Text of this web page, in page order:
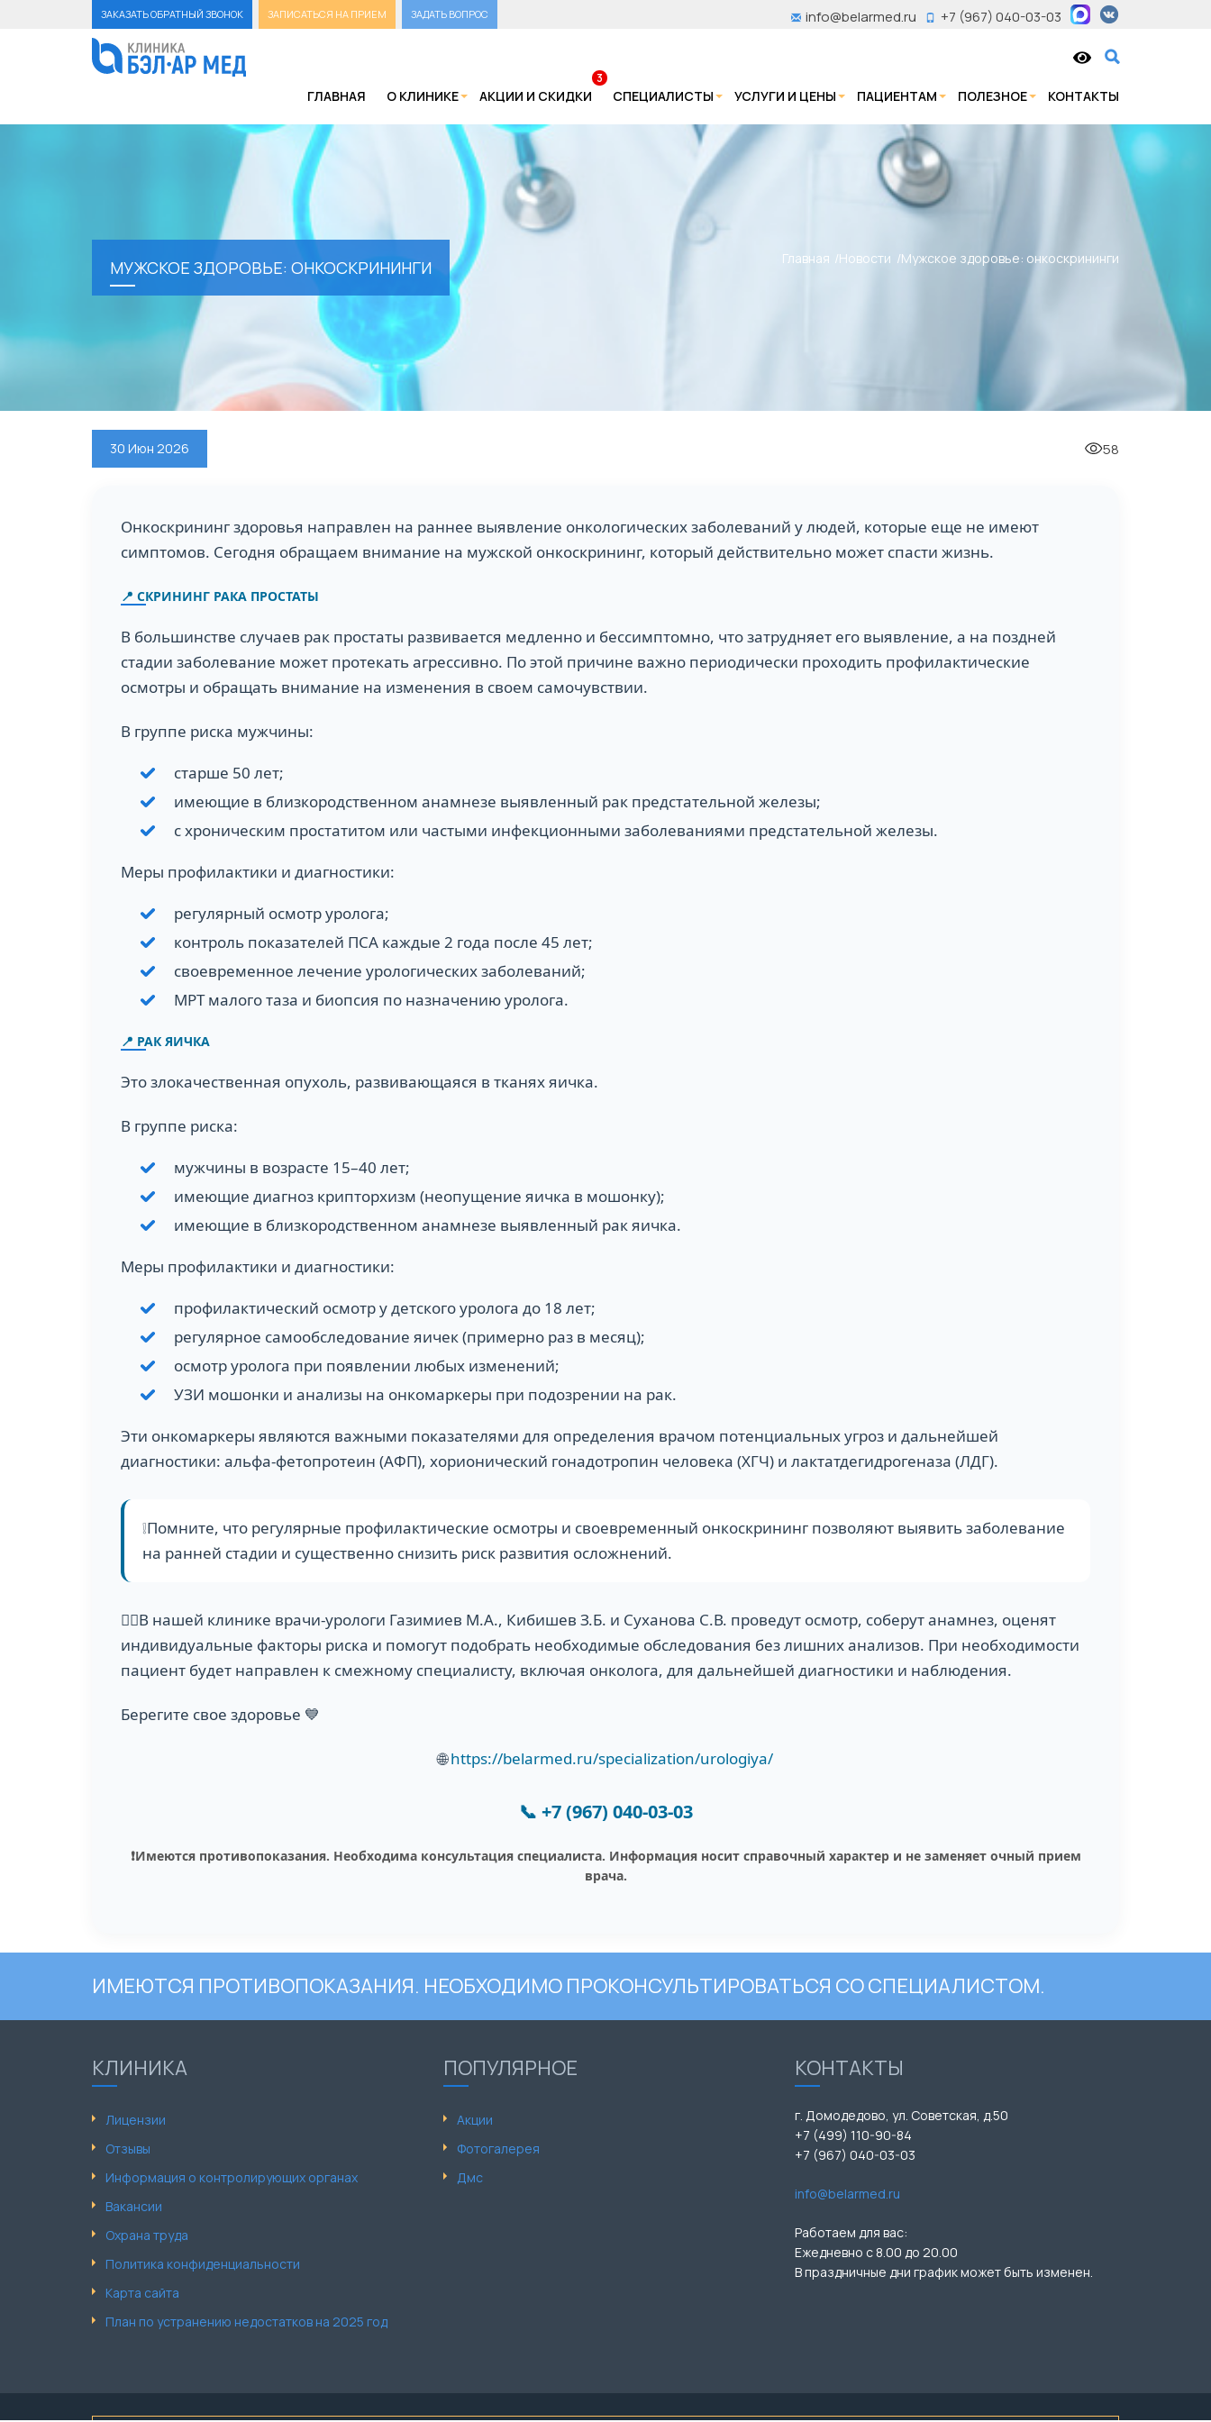
ЗАКАЗАТЬ ОБРАТНЫЙ ЗВОНОК ЗАПИСАТЬСЯ НА ПРИЕМ ЗАДАТЬ ВОПРОС +7 (967) 040-03-03
info@belarmed.ru
ГЛАВНАЯ О КЛИНИКЕ АКЦИИ И СКИДКИ
3
СПЕЦИАЛИСТЫ УСЛУГИ И ЦЕНЫ ПАЦИЕНТАМ ПОЛЕЗНОЕ КОНТАКТЫ
МУЖСКОЕ ЗДОРОВЬЕ: ОНКОСКРИНИНГИ Главная Новости Мужское здоровье: онкоскрининги
30 Июн 2026 58
Онкоскрининг здоровья направлен на раннее выявление онкологических заболеваний у людей, которые еще не имеют
симптомов. Сегодня обращаем внимание на мужской онкоскрининг, который действительно может спасти жизнь.
📍 СКРИНИНГ РАКА ПРОСТАТЫ
В большинстве случаев рак простаты развивается медленно и бессимптомно, что затрудняет его выявление, а на поздней
стадии заболевание может протекать агрессивно. По этой причине важно периодически проходить профилактические
осмотры и обращать внимание на изменения в своем самочувствии.
В группе риска мужчины:
старше 50 лет;
имеющие в близкородственном анамнезе выявленный рак предстательной железы;
с хроническим простатитом или частыми инфекционными заболеваниями предстательной железы.
Меры профилактики и диагностики:
регулярный осмотр уролога;
контроль показателей ПСА каждые 2 года после 45 лет;
своевременное лечение урологических заболеваний;
МРТ малого таза и биопсия по назначению уролога.
📍 РАК ЯИЧКА
Это злокачественная опухоль, развивающаяся в тканях яичка.
В группе риска:
мужчины в возрасте 15–40 лет;
имеющие диагноз крипторхизм (неопущение яичка в мошонку);
имеющие в близкородственном анамнезе выявленный рак яичка.
Меры профилактики и диагностики:
профилактический осмотр у детского уролога до 18 лет;
регулярное самообследование яичек (примерно раз в месяц);
осмотр уролога при появлении любых изменений;
УЗИ мошонки и анализы на онкомаркеры при подозрении на рак.
Эти онкомаркеры являются важными показателями для определения врачом потенциальных угроз и дальнейшей
диагностики: альфа-фетопротеин (АФП), хорионический гонадотропин человека (ХГЧ) и лактатдегидрогеназа (ЛДГ).
❕Помните, что регулярные профилактические осмотры и своевременный онкоскрининг позволяют выявить заболевание
на ранней стадии и существенно снизить риск развития осложнений.
👨‍⚕️В нашей клинике врачи-урологи Газимиев М.А., Кибишев З.Б. и Суханова С.В. проведут осмотр, соберут анамнез, оценят
индивидуальные факторы риска и помогут подобрать необходимые обследования без лишних анализов. При необходимости
пациент будет направлен к смежному специалисту, включая онколога, для дальнейшей диагностики и наблюдения.
Берегите свое здоровье 💙
🌐https://belarmed.ru/specialization/urologiya/
📞 +7 (967) 040-03-03
❗️Имеются противопоказания. Необходима консультация специалиста. Информация носит справочный характер и не заменяет очный прием
врача.
ИМЕЮТСЯ ПРОТИВОПОКАЗАНИЯ. НЕОБХОДИМО ПРОКОНСУЛЬТИРОВАТЬСЯ СО СПЕЦИАЛИСТОМ.
КЛИНИКА
Лицензии
Отзывы
Информация о контролирующих органах
Вакансии
Охрана труда
Политика конфиденциальности
Карта сайта
План по устранению недостатков на 2025 год
ПОПУЛЯРНОЕ
Акции
Фотогалерея
Дмс
КОНТАКТЫ
г. Домодедово, ул. Советская, д.50
+7 (499) 110-90-84
+7 (967) 040-03-03
info@belarmed.ru
Работаем для вас:
Ежедневно с 8.00 до 20.00
В праздничные дни график может быть изменен.